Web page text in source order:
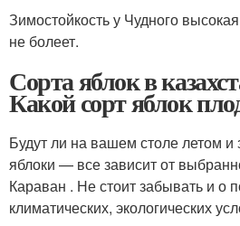
Зимостойкость у Чудного
не болеет.
Сорта яблок в
Какой сорт яблок
Будут ли на вашем столе летом
яблоки — все зависит от
Караван . Не стоит забывать и о
климатических, экологических